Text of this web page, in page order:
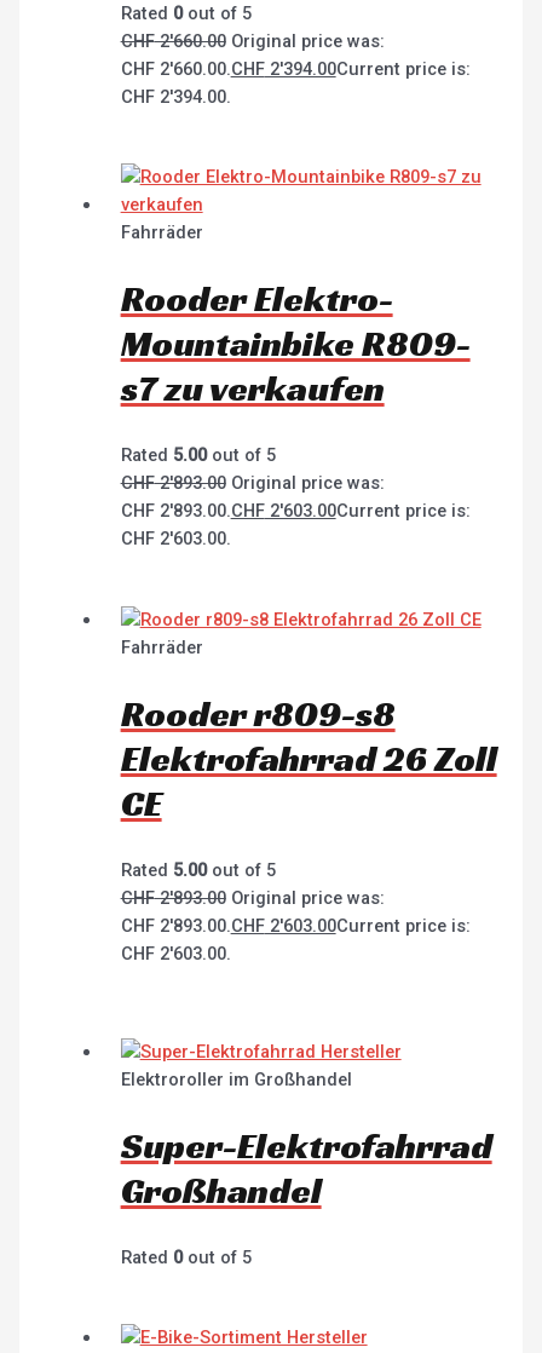
Rated 0out of 5
CHF2'660.00 Original price was:
CHF 2'660.00.CHF2'394.00Current price is:
CHF 2'394.00.
Fahrräder
Rooder Elektro-
Mountainbike R809-
s7 zu verkaufen
Rated 5.00out of 5
CHF2'893.00 Original price was:
CHF 2'893.00.CHF2'603.00Current price is:
CHF 2'603.00.
Fahrräder
Rooder r809-s8
Elektrofahrrad 26 Zoll
CE
Rated 5.00out of 5
CHF2'893.00 Original price was:
CHF 2'893.00.CHF2'603.00Current price is:
CHF 2'603.00.
Elektroroller im Großhandel
Super-Elektrofahrrad
Großhandel
Rated 0out of 5